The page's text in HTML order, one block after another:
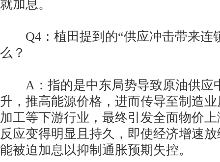
就加息。
Q4：植田提到的“供应冲击带来连
么？
A：指的是中东局势导致原油供应
升，推高能源价格，进而传导至制造
加工等下游行业，最终引发全面物价
反应变得明显且持久，即使经济增速
能被迫加息以抑制通胀预期失控。